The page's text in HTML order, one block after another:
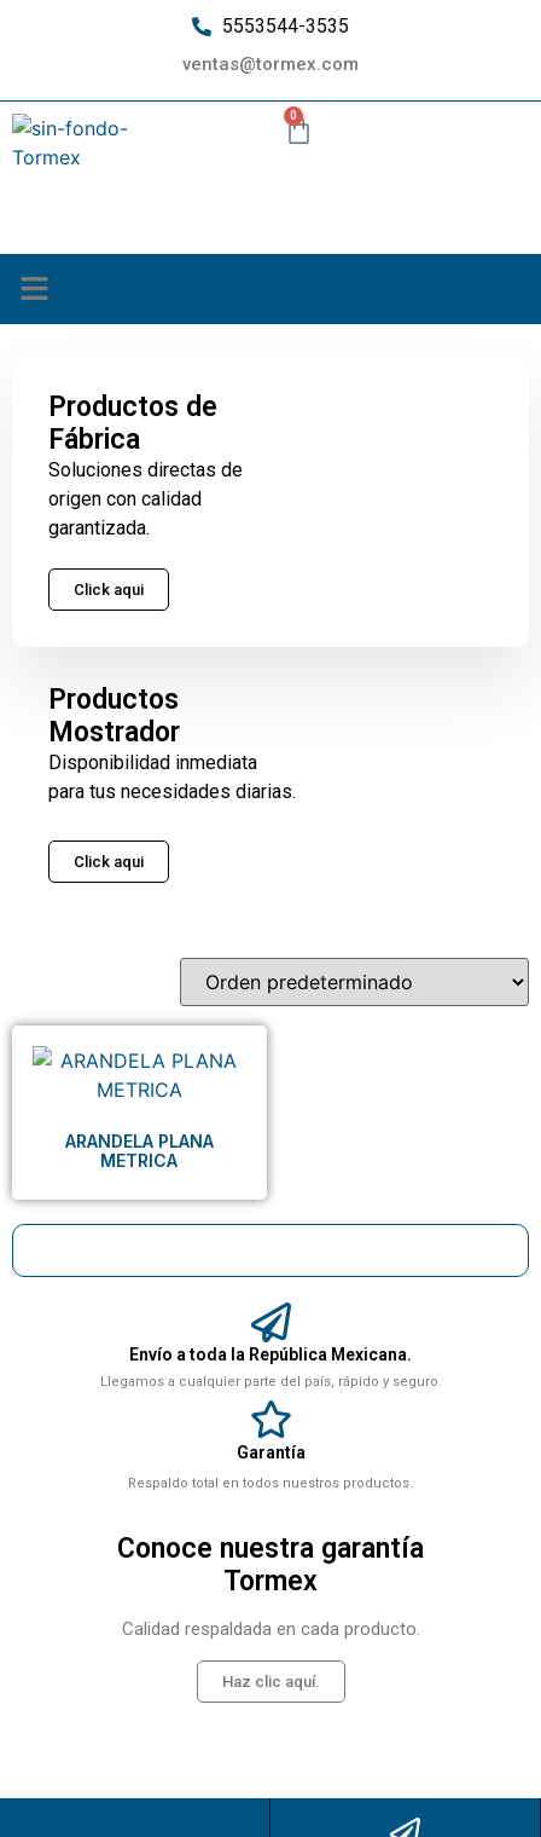
5553544-3535
ventas@tormex.com
0
Envío a toda la República Mexicana.
Llegamos a cualquier parte del país, rápido y seguro.
Garantía
Respaldo total en todos nuestros productos.
Conoce nuestra garantía
Tormex
Calidad respaldada en cada producto.
Haz clic aquí.
Productos de
Fábrica
Soluciones directas de
origen con calidad
garantizada.
Click aqui
Productos
Mostrador
Disponibilidad inmediata
para tus necesidades diarias.
Click aqui
ARANDELA PLANA
METRICA